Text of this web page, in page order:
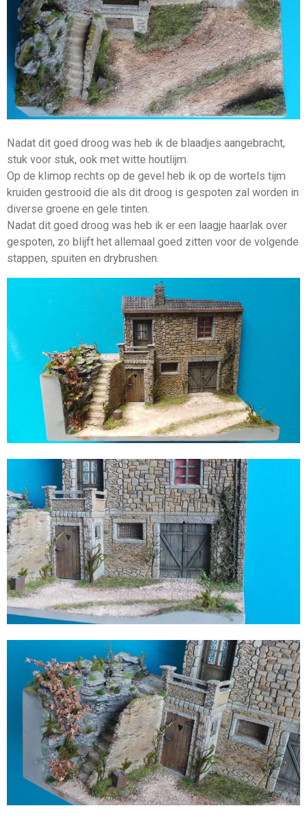
Nadat dit goed droog was heb ik de blaadjes aangebracht,
stuk voor stuk, ook met witte houtlijm.
Op de klimop rechts op de gevel heb ik op de wortels tijm
kruiden gestrooid die als dit droog is gespoten zal worden in
diverse groene en gele tinten.
Nadat dit goed droog was heb ik er een laagje haarlak over
gespoten, zo blijft het allemaal goed zitten voor de volgende
stappen, spuiten en drybrushen.